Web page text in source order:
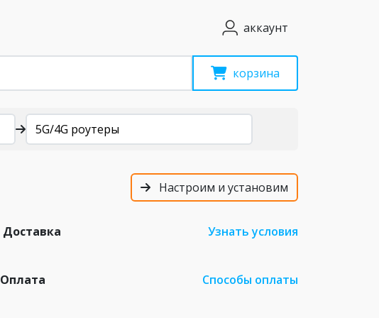
аккаунт
корзина
5G/4G роутеры
Настроим и установим
Доставка Узнать условия
Оплата Способы оплаты